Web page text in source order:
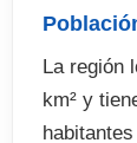
La región
km² y